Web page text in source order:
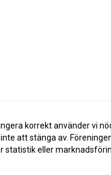
korrekt använder vi
att stänga av.
statistik eller